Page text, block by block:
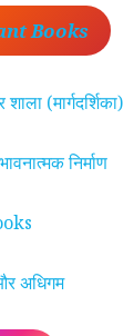
Books
(मार्गदर्शिका)
निर्माण
अधिगम